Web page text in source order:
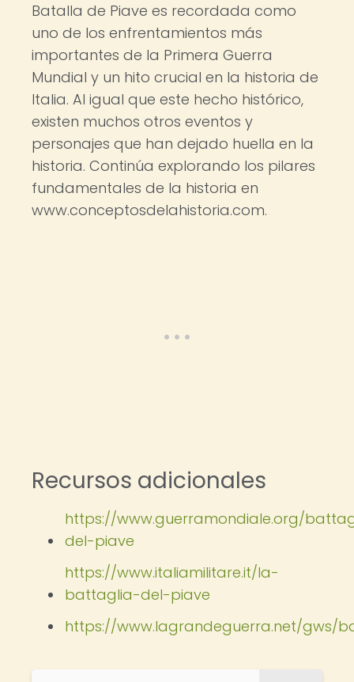
Batalla de Piave es recordada como
uno de los enfrentamientos más
importantes de la Primera Guerra
Mundial y un hito crucial en la historia de
Italia. Al igual que este hecho histórico,
existen muchos otros eventos y
personajes que han dejado huella en la
historia. Continúa explorando los pilares
fundamentales de la historia en
www.conceptosdelahistoria.com.
Recursos adicionales
https://www.guerramondiale.org/
del-piave
https://www.italiamilitare.it/la-
battaglia-del-piave
https://www.lagrandeguerra.net/gws/